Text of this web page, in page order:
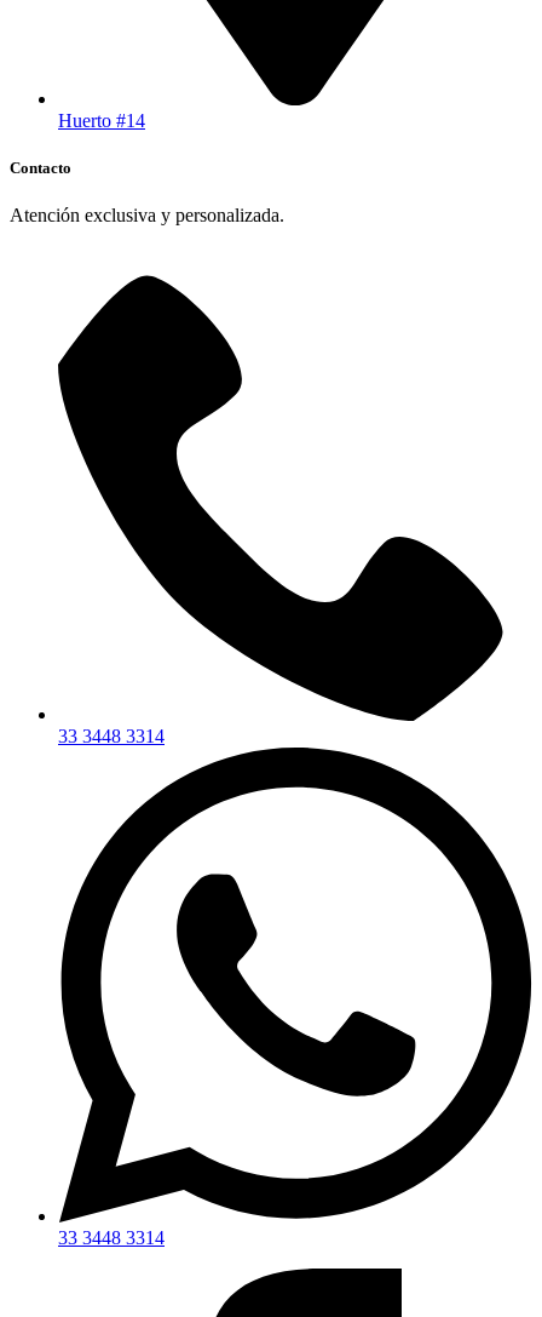
Huerto #14
Contacto
Atención exclusiva y personalizada.
33 3448 3314
33 3448 3314